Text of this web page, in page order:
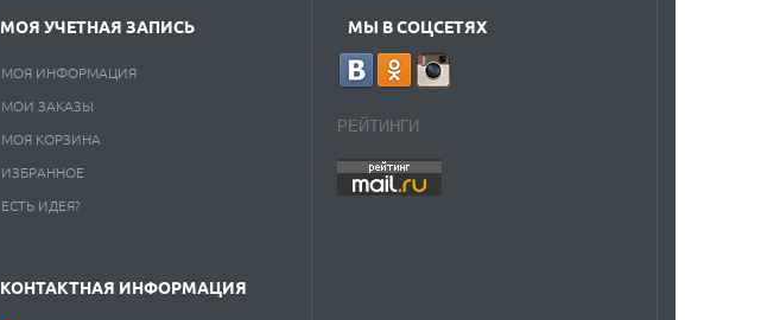
МОЯ УЧЕТНАЯ ЗАПИСЬ
МОЯ ИНФОРМАЦИЯ
МОИ ЗАКАЗЫ
МОЯ КОРЗИНА
ИЗБРАННОЕ
ЕСТЬ ИДЕЯ?
КОНТАКТНАЯ ИНФОРМАЦИЯ
МЫ В СОЦСЕТЯХ
РЕЙТИНГИ